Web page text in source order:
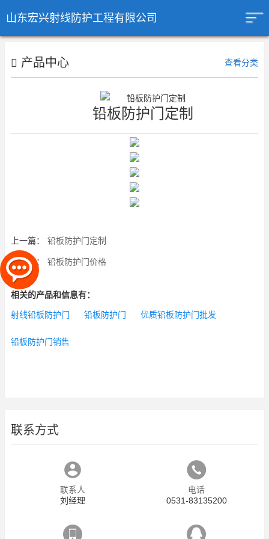
山东宏兴射线防护工程有限公司
产品中心 查看分类
铅板防护门定制
上一篇： 铅板防护门定制
下一篇： 铅板防护门价格
相关的产品和信息有：
射线铅板防护门 铅板防护门 优质铅板防护门批发
铅板防护门销售
联系方式
联系人
刘经理
电话
0531-83135200